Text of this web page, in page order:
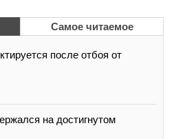
Самое читаемое
после отбоя от
на достигнутом